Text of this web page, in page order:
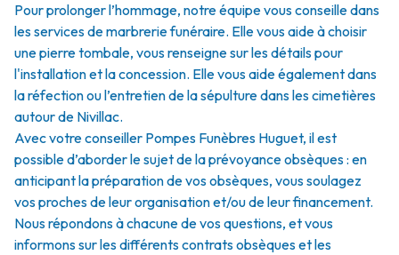
Pour prolonger l’hommage, notre équipe vous conseille dans
les services de marbrerie funéraire. Elle vous aide à choisir
une pierre tombale, vous renseigne sur les détails pour
l'installation et la concession. Elle vous aide également dans
la réfection ou l’entretien de la sépulture dans les cimetières
autour de Nivillac.
Avec votre conseiller Pompes Funèbres Huguet, il est
possible d’aborder le sujet de la prévoyance obsèques : en
anticipant la préparation de vos obsèques, vous soulagez
vos proches de leur organisation et/ou de leur financement.
Nous répondons à chacune de vos questions, et vous
informons sur les différents contrats obsèques et les